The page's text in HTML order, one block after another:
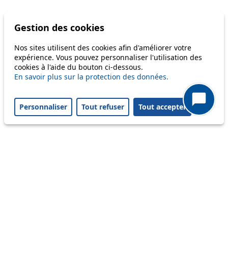
Information
Disruption to come
Reset filters
Only lines affected by disruptions are listed above.
A question ? An observation ?
Gestion des cookies
Nos sites utilisent des cookies afin d'améliorer votre
expérience. Vous pouvez personnaliser l'utilisation des
cookies à l'aide du bouton ci-dessous.
En savoir plus sur la protection des données.
Personnaliser Tout refuser Tout accepter